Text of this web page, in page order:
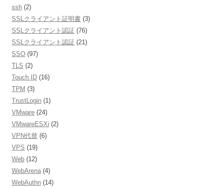
ssh (2)
SSLクライアント証明書 (3)
SSLクライアント認証 (76)
SSLクライアント認証 (21)
SSO (97)
TLS (2)
Touch ID (16)
TPM (3)
TrustLogin (1)
VMware (24)
VMwareESXi (2)
VPN代替 (6)
VPS (19)
Web (12)
WebArena (4)
WebAuthn (14)